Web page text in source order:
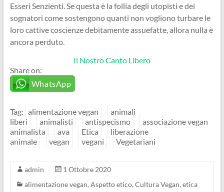
Esseri Senzienti. Se questa è la follia degli utopisti e dei
sognatori come sostengono quanti non vogliono turbare le
loro cattive coscienze debitamente assuefatte, allora nulla è
ancora perduto.
Il Nostro Canto Libero
Share on:
WhatsApp
Tag: alimentazione vegan
animali
liberi
animalisti antispecismo
associazione vegan
animalista
ava Etica
liberazione
animale
vegan vegani Vegetariani
admin
1 Ottobre 2020
alimentazione vegan, Aspetto etico, Cultura Vegan, etica